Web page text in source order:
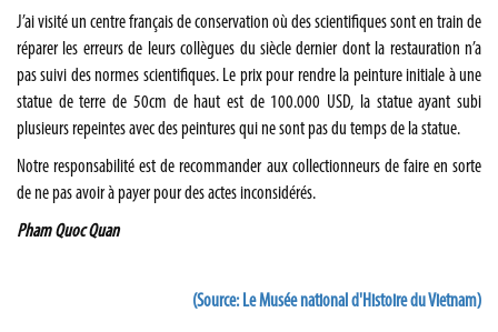
J’ai visité un centre français de conservation où des scientifiques sont en train de
réparer les erreurs de leurs collègues du siècle dernier dont la restauration n’a
pas suivi des normes scientifiques. Le prix pour rendre la peinture initiale à une
statue de terre de 50cm de haut est de 100.000 USD, la statue ayant subi
plusieurs repeintes avec des peintures qui ne sont pas du temps de la statue.
Notre responsabilité est de recommander aux collectionneurs de faire en sorte
de ne pas avoir à payer pour des actes inconsidérés.
Pham Quoc Quan
(Source: Le Musée national d'Histoire du Vietnam)